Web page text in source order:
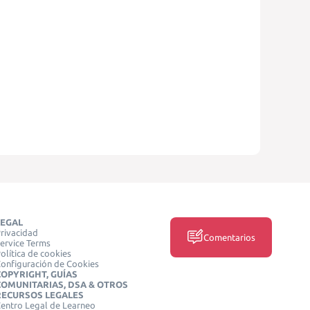
Terms
de cookies
de Cookies
GUÍAS
DSA & OTROS
LEGALES
Legal de Learneo
Comentarios